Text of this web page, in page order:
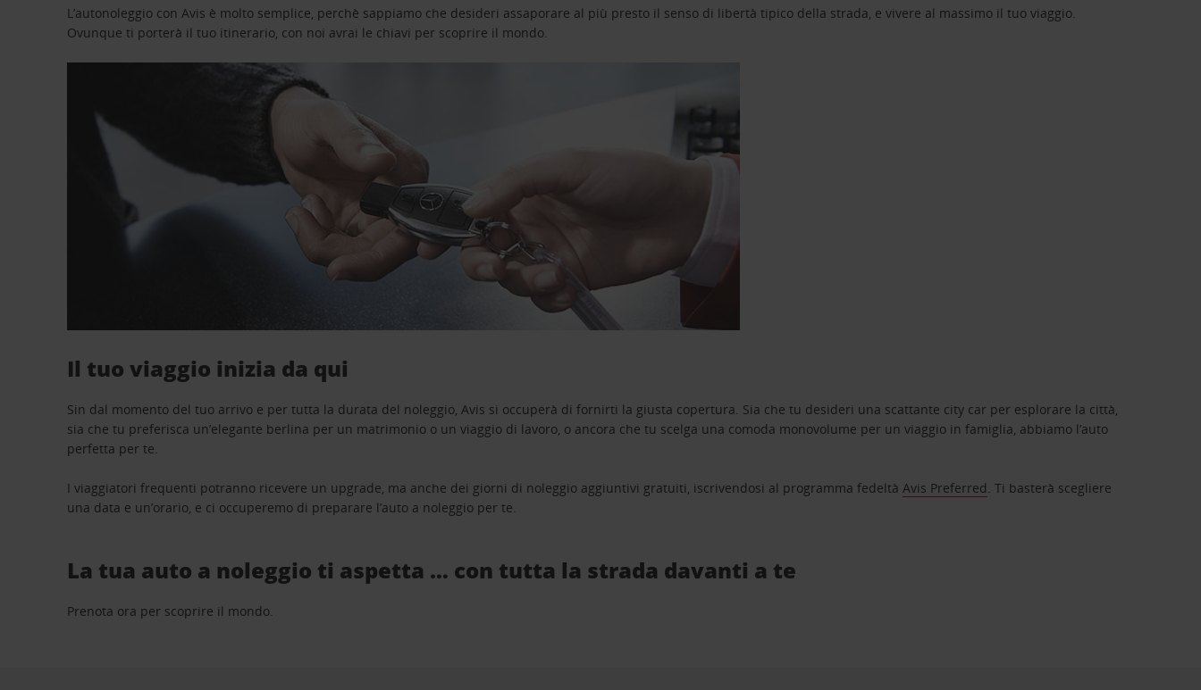
L’autonoleggio con Avis è molto semplice, perchè sappiamo che desideri assaporare al più presto il senso di libertà tipico della strada, e vivere al massimo il tuo viaggio.
Ovunque ti porterà il tuo itinerario, con noi avrai le chiavi per scoprire il mondo.
Il tuo viaggio inizia da qui
Sin dal momento del tuo arrivo e per tutta la durata del noleggio, Avis si occuperà di fornirti la giusta copertura. Sia che tu desideri una scattante city car per esplorare la città,
sia che tu preferisca un’elegante berlina per un matrimonio o un viaggio di lavoro, o ancora che tu scelga una comoda monovolume per un viaggio in famiglia, abbiamo l’auto
perfetta per te.
I viaggiatori frequenti potranno ricevere un upgrade, ma anche dei giorni di noleggio aggiuntivi gratuiti, iscrivendosi al programma fedeltàAvis Preferred. Ti basterà scegliere
una data e un’orario, e ci occuperemo di preparare l’auto a noleggio per te.
La tua auto a noleggio ti aspetta … con tutta la strada davanti a te
Prenota ora per scoprire il mondo.